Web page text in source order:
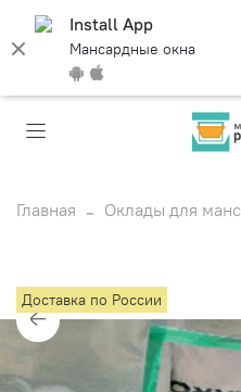
Install App
Мансардные окна
Главная Оклады для
Доставка по России